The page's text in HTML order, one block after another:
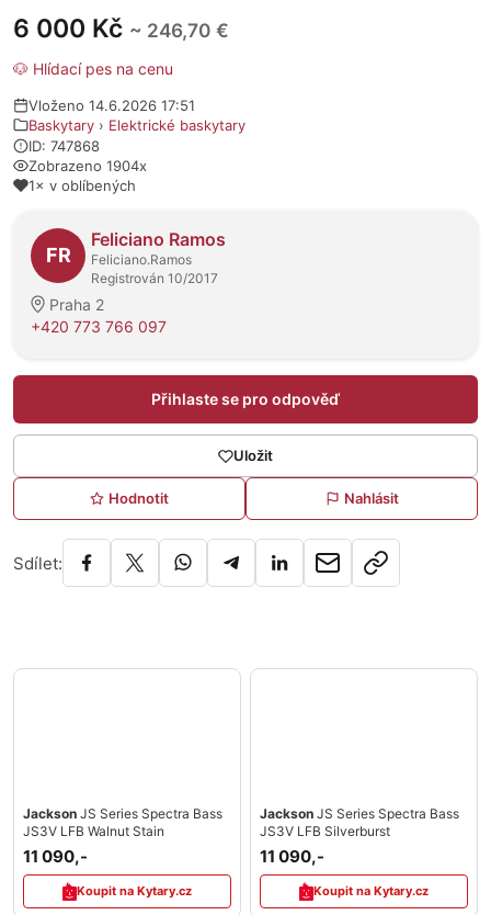
6 000 Kč ~ 246,70 €
🐶 Hlídací pes na cenu
Vloženo 14.6.2026 17:51
Baskytary › Elektrické baskytary
ID: 747868
Zobrazeno 1904x
1× v oblíbených
O prodejci
FR
Feliciano Ramos
Feliciano.Ramos
Registrován 10/2017
Praha 2
+420 773 766 097
Přihlaste se pro odpověď
Uložit
Hodnotit Nahlásit
Sdílet:
Jackson JS Series Spectra Bass
JS3V LFB Walnut Stain
11 090,-
Koupit na Kytary.cz
Jackson JS Series Spectra Bass
JS3V LFB Silverburst
11 090,-
Koupit na Kytary.cz